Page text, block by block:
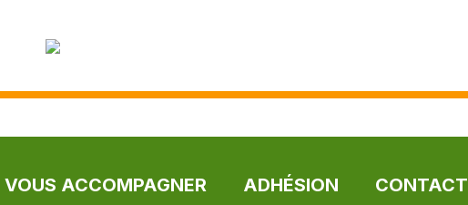
VOUS ACCOMPAGNER ADHÉSION CONTACT